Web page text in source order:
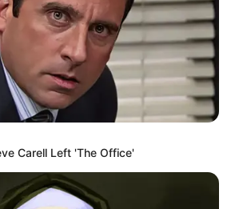
DESAPARECIDOS
LOCALIDAD DE ENGATIVÁ
Carell Left 'The Office'